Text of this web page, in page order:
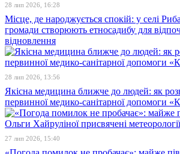
28 лип 2026, 16:28
Місце, де народжується спокій: у селі
громади створюють етносадибу для
відновлення
28 лип 2026, 13:56
Якісна медицина ближче до людей: як
первинної медико-санітарної допомоги
27 лип 2026, 15:40